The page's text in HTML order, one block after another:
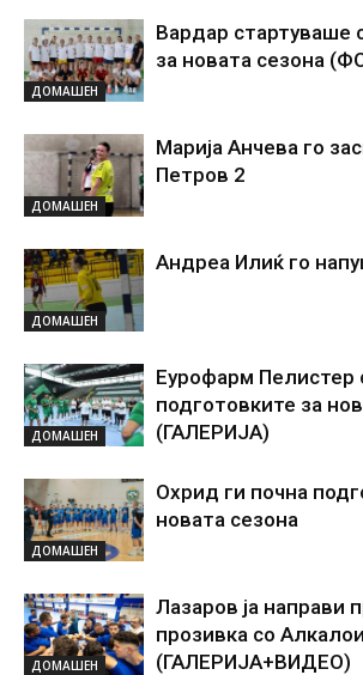
ДОМАШЕН
Вардар стартуваше
за новата сезона
ДОМАШЕН
Марија Анчева го
Петров 2
ДОМАШЕН
Андреа Илиќ го
ДОМАШЕН
Еурофарм Пелистер
подготовките за
(ГАЛЕРИЈА)
ДОМАШЕН
Охрид ги почна
новата сезона
ДОМАШЕН
Лазаров ја направи
прозивка со
(ГАЛЕРИЈА+ВИДЕО)